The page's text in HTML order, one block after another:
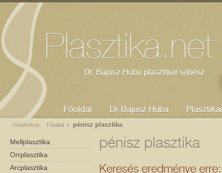
pénisz plasztika
Keresés eredménye
Mellplasztika
Orrplasztika
Arcplasztika
Plasztika.net
Dr. Bajusz Huba plasztikai sebész
Főoldal Dr.Bajusz Huba
Oldaltérkép: Főoldal » pénisz plasztika
Dr. Bajusz Huba - plasztikai sebész
Mellplasztika
Orrplasztika
Kozmetikus Szeged